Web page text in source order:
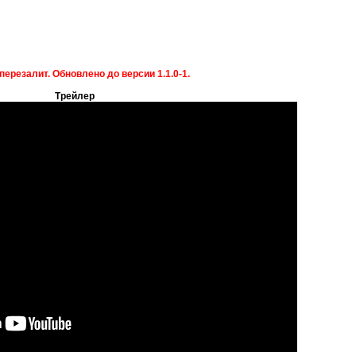
Обновлено до версии 1.1.0-1.
Трейлер